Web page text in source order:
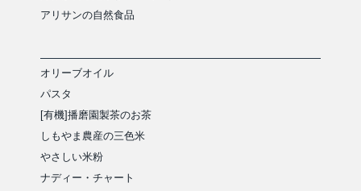
アリサンの自然食品
オリーブオイル
パスタ
[有機]播磨園製茶のお茶
しもやま農産の三色米
やさしい米粉
ナディー・チャート